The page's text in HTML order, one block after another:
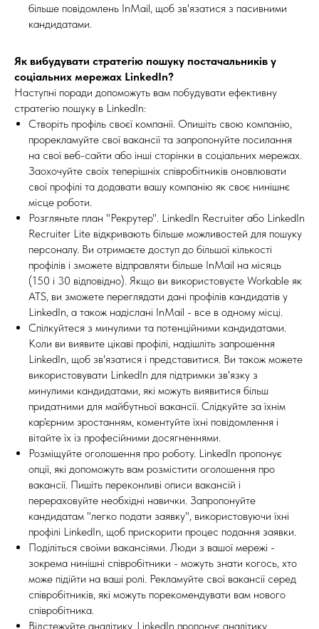
більше повідомлень InMail, щоб зв'язатися з пасивними
кандидатами.
Як вибудувати стратегію пошуку постачальників у
соціальних мережах LinkedIn?
Наступні поради допоможуть вам побудувати ефективну
стратегію пошуку в LinkedIn:
Створіть профіль своєї компанії. Опишіть свою компанію,
прорекламуйте свої вакансії та запропонуйте посилання
на свої веб-сайти або інші сторінки в соціальних мережах.
Заохочуйте своїх теперішніх співробітників оновлювати
свої профілі та додавати вашу компанію як своє нинішнє
місце роботи.
Розгляньте план "Рекрутер". LinkedIn Recruiter або LinkedIn
Recruiter Lite відкривають більше можливостей для пошуку
персоналу. Ви отримаєте доступ до більшої кількості
профілів і зможете відправляти більше InMail на місяць
(150 і 30 відповідно). Якщо ви використовуєте Workable як
ATS, ви зможете переглядати дані профілів кандидатів у
LinkedIn, а також надіслані InMail - все в одному місці.
Спілкуйтеся з минулими та потенційними кандидатами.
Коли ви виявите цікаві профілі, надішліть запрошення
LinkedIn, щоб зв'язатися і представитися. Ви також можете
використовувати LinkedIn для підтримки зв'язку з
минулими кандидатами, які можуть виявитися більш
придатними для майбутньої вакансії. Слідкуйте за їхнім
кар'єрним зростанням, коментуйте їхні повідомлення і
вітайте їх із професійними досягненнями.
Розміщуйте оголошення про роботу. LinkedIn пропонує
опції, які допоможуть вам розмістити оголошення про
вакансії. Пишіть переконливі описи вакансій і
перераховуйте необхідні навички. Запропонуйте
кандидатам "легко подати заявку", використовуючи їхні
профілі LinkedIn, щоб прискорити процес подання заявки.
Поділіться своїми вакансіями. Люди з вашої мережі -
зокрема нинішні співробітники - можуть знати когось, хто
може підійти на ваші ролі. Рекламуйте свої вакансії серед
співробітників, які можуть порекомендувати вам нового
співробітника.
Відстежуйте аналітику. LinkedIn пропонує аналітику